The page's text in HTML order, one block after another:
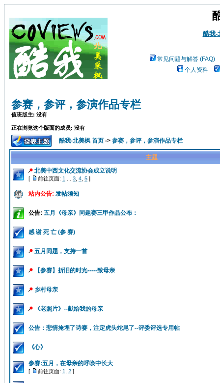
酷我-
常见问题与解答 (FAQ)
个人资料
参赛，参评，参演作品专栏
值班版主: 没有
正在浏览这个版面的成员: 没有
酷我-北美枫 首页 -> 参赛，参评，参演作品专栏
主题
北美中西文化交流协会成立说明
[ 前往页面: 1 3 4 5 ]
站内公告: 发帖须知
公告: 五月《母亲》同题赛三甲作品公布：
感 谢 死 亡 (参 赛)
五月同题，支持一首
【参赛】折旧的时光-----致母亲
乡村母亲
《老照片》--献给我的母亲
公告：悲情掩埋了诗赛，注定虎头蛇尾了--评委评选专用帖
《心》
参赛:五月，在母亲的呼唤中长大
[ 前往页面: 1 2 ]